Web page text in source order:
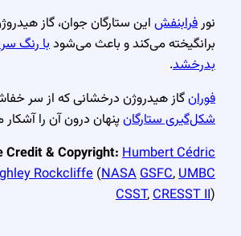
نورفرابنفشاین ستارگان جوان، گاز
برانگیخته می‌کند و باعث می‌شودبا رنگ
بدرخشد.
فورانگاز هیدروژن درخشانی که از سر
شکل‌گیری ستارگانپنهان درون آن را
Credit & Copyright:Humbert Cédric
Rockcliffe(NASAGSFC,UMBC
CSST,CRESST II)